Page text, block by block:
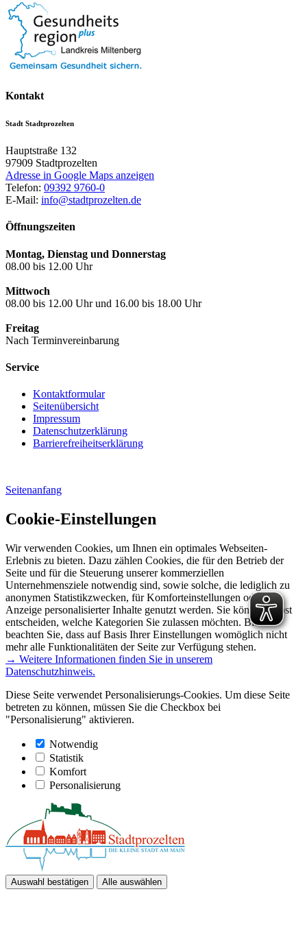
Kontakt
Stadt Stadtprozelten
Hauptstraße 132
97909 Stadtprozelten
Adresse in Google Maps anzeigen
Telefon: 09392 9760-0
E-Mail: info@stadtprozelten.de
Öffnungszeiten
Montag, Dienstag und Donnerstag
08.00 bis 12.00 Uhr
Mittwoch
08.00 bis 12.00 Uhr und 16.00 bis 18.00 Uhr
Freitag
Nach Terminvereinbarung
Service
Kontaktformular
Seitenübersicht
Impressum
Datenschutzerklärung
Barrierefreiheitserklärung
Seitenanfang
Cookie-Einstellungen
Wir verwenden Cookies, um Ihnen ein optimales Webseiten-
Erlebnis zu bieten. Dazu zählen Cookies, die für den Betrieb der
Seite und für die Steuerung unserer kommerziellen
Unternehmensziele notwendig sind, sowie solche, die lediglich zu
anonymen Statistikzwecken, für Komforteinstellungen oder zur
Anzeige personalisierter Inhalte genutzt werden. Sie können selbst
entscheiden, welche Kategorien Sie zulassen möchten. Bitte
beachten Sie, dass auf Basis Ihrer Einstellungen womöglich nicht
mehr alle Funktionalitäten der Seite zur Verfügung stehen.
→ Weitere Informationen finden Sie in unserem
Datenschutzhinweis.
Diese Seite verwendet Personalisierungs-Cookies. Um diese Seite
betreten zu können, müssen Sie die Checkbox bei
"Personalisierung" aktivieren.
Notwendig
Statistik
Komfort
Personalisierung
Auswahl bestätigen Alle auswählen